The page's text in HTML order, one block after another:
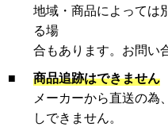
地域・商品によっては
る場
合もあります。お問い
■
商品追跡はできません
メーカーから直送の為
しできません。